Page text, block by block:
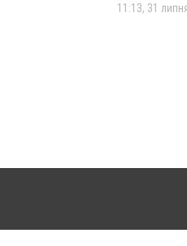
11:13, 31